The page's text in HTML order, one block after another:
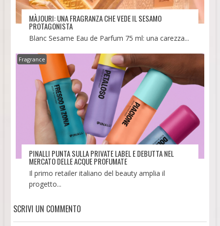
MÀJOURI: UNA FRAGRANZA CHE VEDE IL SESAMO
PROTAGONISTA
Blanc Sesame Eau de Parfum 75 ml: una carezza...
Fragrance
PINALLI PUNTA SULLA PRIVATE LABEL E DEBUTTA NEL
MERCATO DELLE ACQUE PROFUMATE
Il primo retailer italiano del beauty amplia il
progetto...
SCRIVI UN COMMENTO